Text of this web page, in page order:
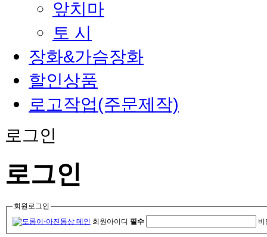
앞치마
토 시
장화&가슴장화
할인상품
로고작업(주문제작)
로그인
로그인
회원로그인
회원아이디 필수 비